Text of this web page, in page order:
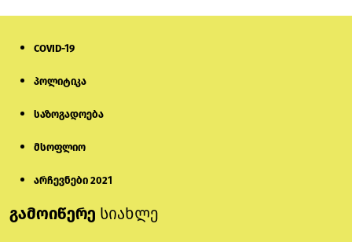
COVID-19
პოლიტიკა
საზოგადოება
მსოფლიო
არჩევნები 2021
გამოიწერე სიახლე